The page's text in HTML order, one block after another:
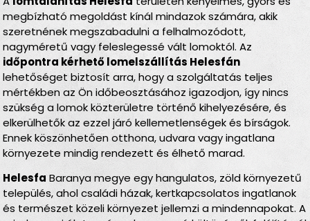
megbízható megoldást kínál mindazok számára, akik
szeretnének megszabadulni a felhalmozódott,
nagyméretű vagy feleslegessé vált lomoktól. Az
időpontra kérhető lomelszállítás Helesfán
lehetőséget biztosít arra, hogy a szolgáltatás teljes
mértékben az Ön időbeosztásához igazodjon, így nincs
szükség a lomok közterületre történő kihelyezésére, és
elkerülhetők az ezzel járó kellemetlenségek és bírságok.
Ennek köszönhetően otthona, udvara vagy ingatlana
környezete mindig rendezett és élhető marad.
Helesfa Baranya megye egy hangulatos, zöld környezetű
település, ahol családi házak, kertkapcsolatos ingatlanok
és természet közeli környezet jellemzi a mindennapokat. A